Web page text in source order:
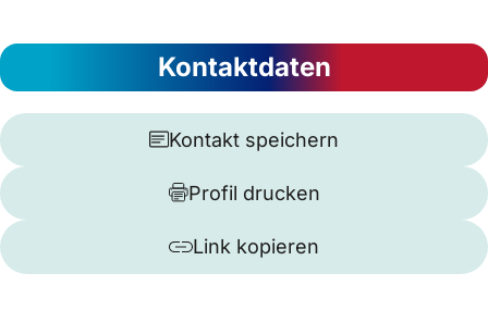
Kontaktdaten
Kontakt speichern
Profil drucken
Link kopieren